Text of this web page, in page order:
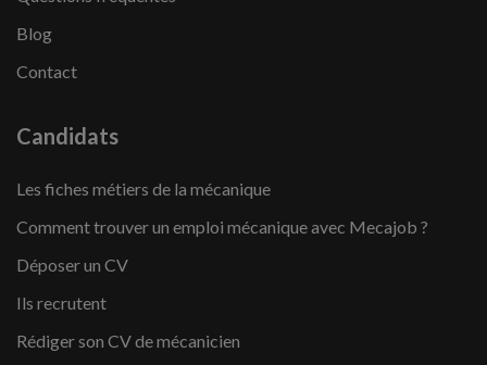
Blog
Contact
Candidats
Les fiches métiers de la mécanique
Comment trouver un emploi mécanique avec Mecajob ?
Déposer un CV
Ils recrutent
Rédiger son CV de mécanicien